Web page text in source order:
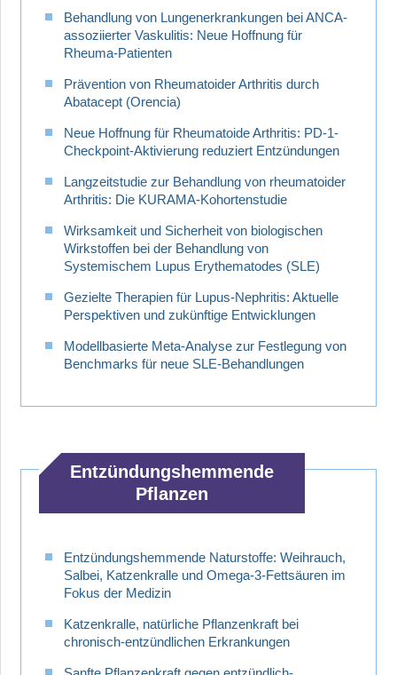
Behandlung von Lungenerkrankungen bei ANCA-
assoziierter Vaskulitis: Neue Hoffnung für
Rheuma-Patienten
Prävention von Rheumatoider Arthritis durch
Abatacept (Orencia)
Neue Hoffnung für Rheumatoide Arthritis: PD-1-
Checkpoint-Aktivierung reduziert Entzündungen
Langzeitstudie zur Behandlung von rheumatoider
Arthritis: Die KURAMA-Kohortenstudie
Wirksamkeit und Sicherheit von biologischen
Wirkstoffen bei der Behandlung von
Systemischem Lupus Erythematodes (SLE)
Gezielte Therapien für Lupus-Nephritis: Aktuelle
Perspektiven und zukünftige Entwicklungen
Modellbasierte Meta-Analyse zur Festlegung von
Benchmarks für neue SLE-Behandlungen
Entzündungshemmende
Pflanzen
Entzündungshemmende Naturstoffe: Weihrauch,
Salbei, Katzenkralle und Omega-3-Fettsäuren im
Fokus der Medizin
Katzenkralle, natürliche Pflanzenkraft bei
chronisch-entzündlichen Erkrankungen